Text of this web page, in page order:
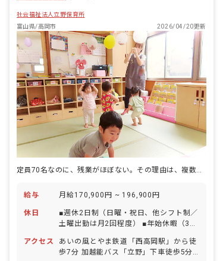
社会福祉法人立野保育所
富山県/高岡市
2026/04/20更新
給与 月給170,900円 ~ 196,900円
休日
■週休2日制（日曜・祝日、他シフト制／
土曜出勤は月2回程度） ■年始休暇（3
率80％以上／半日単位での取得や、有給
休暇を使って5日以上の連休取得も可
アクセス
あいの風とやま鉄道「西高岡駅」から徒
歩7分 加越能バス「立野」下車徒歩5分